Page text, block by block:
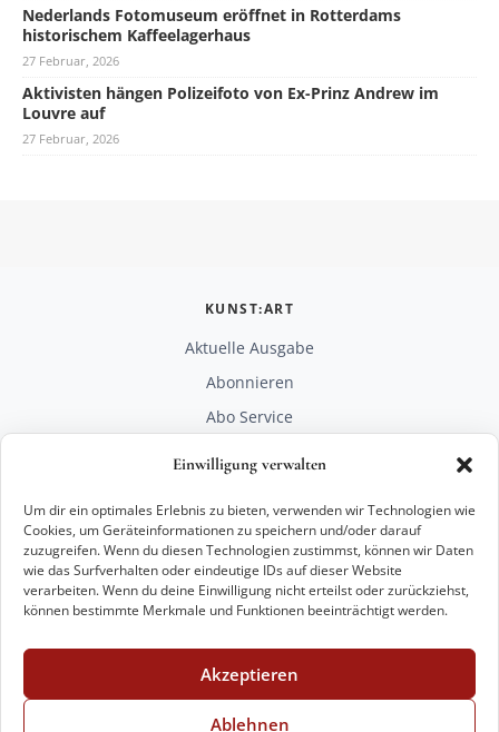
Einwilligung verwalten
Um dir ein optimales Erlebnis zu bieten, verwenden wir Technologien wie
Cookies, um Geräteinformationen zu speichern und/oder darauf
zuzugreifen. Wenn du diesen Technologien zustimmst, können wir Daten
wie das Surfverhalten oder eindeutige IDs auf dieser Website
verarbeiten. Wenn du deine Einwilligung nicht erteilst oder zurückziehst,
können bestimmte Merkmale und Funktionen beeinträchtigt werden.
Akzeptieren
Ablehnen
Nederlands Fotomuseum eröffnet in Rotterdams
historischem Kaffeelagerhaus
27 Februar, 2026
Aktivisten hängen Polizeifoto von Ex-Prinz Andrew im
Louvre auf
27 Februar, 2026
KUNST:ART
Aktuelle Ausgabe
Abonnieren
Abo Service
RECHTLICHES
Impressum
Datenschutz
KONTAKT
+49 221 29 28 27 21